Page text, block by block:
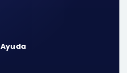
Ayuda